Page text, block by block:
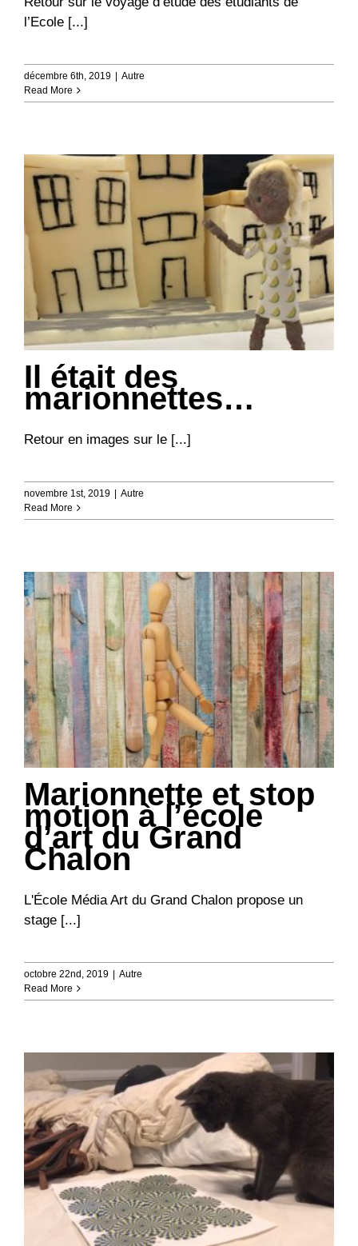
l’Ecole [...]
décembre 6th, 2019
Autre
Read More
Il était des
marionnettes…
Retour en images sur le [...]
novembre 1st, 2019
Autre
Read More
Marionnette et stop motion à l’école d’art du Grand
Chalon
Marionnette et stop
motion à l’école
d’art du Grand
Chalon
L'École Média Art du Grand Chalon propose un
stage [...]
octobre 22nd, 2019
Autre
Read More
Appel à candidature pour le programme de recherche